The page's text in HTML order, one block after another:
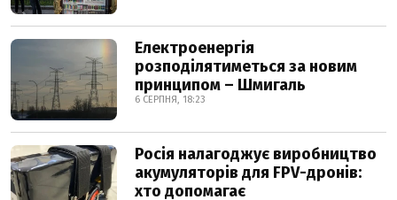
Електроенергія
розподілятиметься за новим
принципом – Шмигаль
6 СЕРПНЯ, 18:23
Росія налагоджує виробництво
акумуляторів для FPV-дронів:
хто допомагає